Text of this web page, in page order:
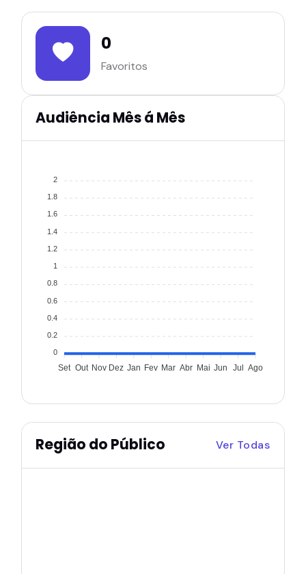
0
Favoritos
Audiência Mês á Mês
2
1.8
1.6
1.4
1.2
1
0.8
0.6
0.4
0.2
0
Set Out Nov Dez Jan Fev Mar Abr Mai Jun Jul Ago
Região do Público Ver Todas